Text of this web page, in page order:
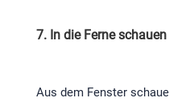
7. In die Ferne schauen
Aus dem Fenster